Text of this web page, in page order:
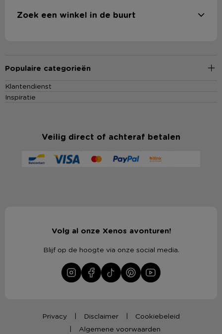
Zoek een winkel in de buurt
Populaire categorieën
Klantendienst
Inspiratie
Veilig direct of achteraf betalen
Volg al onze Xenos avonturen!
Blijf op de hoogte via onze social media.
Privacy Disclaimer
Cookiebeleid
Algemene voorwaarden